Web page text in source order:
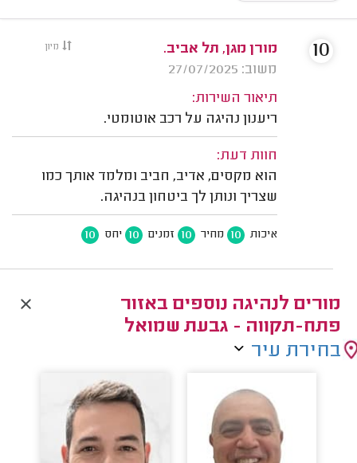
מיון
מורן מגן, תל אביב.
משוב: 27/07/2025
תיאור השירות:
ריענון נהיגה על רכב אוטומטי.
חוות דעת:
הוא מקסים, אדיב, חביב ומלמד אותך כמו
שצריך ונותן לך ביטחון בנהיגה.
איכות 10 מחיר 10 זמנים 10 יחס 10
10
מורים לנהיגה נוספים באזור
פתח-תקווה - גבעת שמואל
בחירת עיר